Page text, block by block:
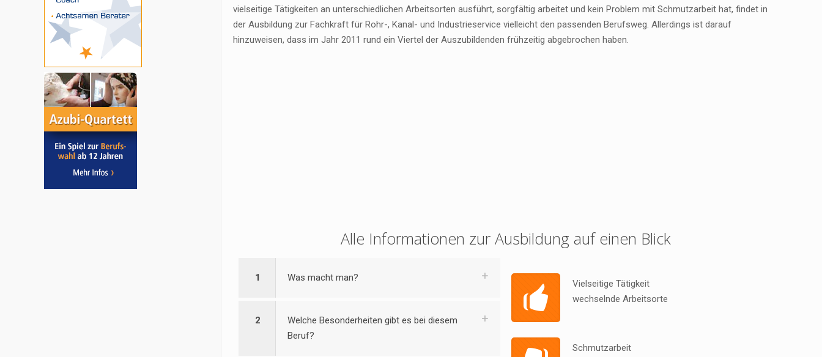
vielseitige Tätigkeiten an unterschiedlichen Arbeitsorten ausführt, sorgfältig arbeitet und kein Problem mit Schmutzarbeit hat, findet in
der Ausbildung zur Fachkraft für Rohr-, Kanal- und Industrieservice vielleicht den passenden Berufsweg. Allerdings ist darauf
hinzuweisen, dass im Jahr 2011 rund ein Viertel der Auszubildenden frühzeitig abgebrochen haben.
Alle Informationen zur Ausbildung auf einen Blick
1 Was macht man?
2
Welche Besonderheiten gibt es bei diesem
Beruf?
Vielseitige Tätigkeit
wechselnde Arbeitsorte
Schmutzarbeit